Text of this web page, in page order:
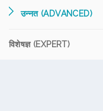
उन्नत (ADVANCED)
विशेषज्ञ (EXPERT)